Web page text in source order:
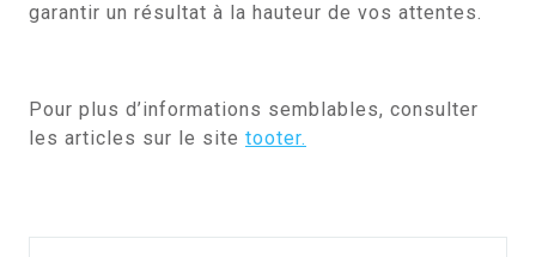
garantir un résultat à la hauteur de vos attentes.
Pour plus d’informations semblables, consulter
les articles sur le site tooter.